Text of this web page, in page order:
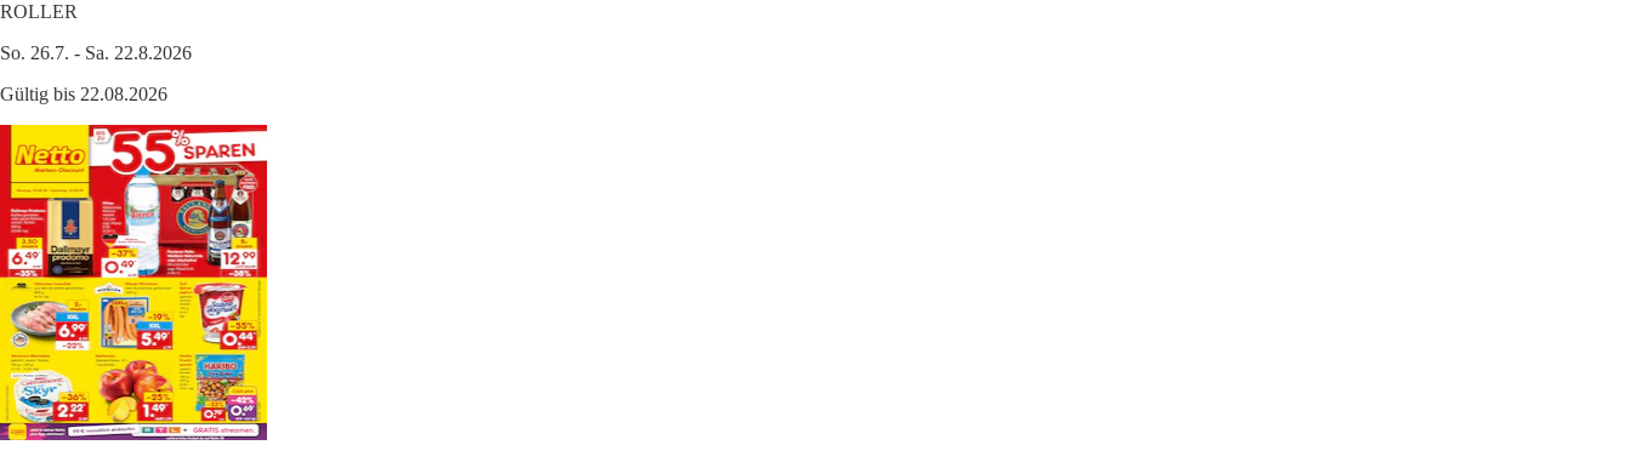
ROLLER
So. 26.7. - Sa. 22.8.2026
Gültig bis 22.08.2026